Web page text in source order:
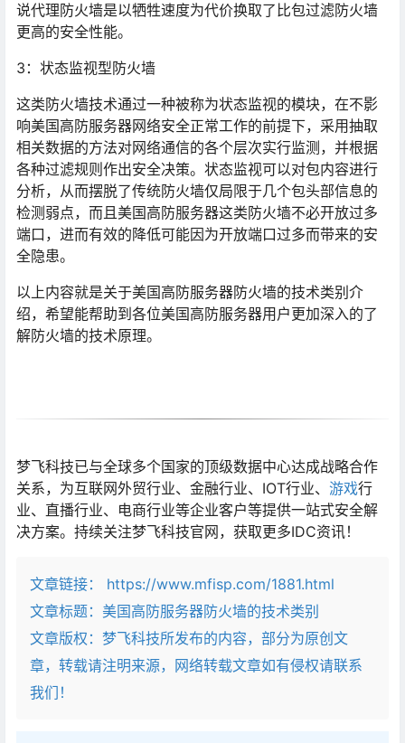
说代理防火墙是以牺牲速度为代价换取了比包过滤防火墙
更高的安全性能。
3：状态监视型防火墙
这类防火墙技术通过一种被称为状态监视的模块，在不影
响美国高防服务器网络安全正常工作的前提下，采用抽取
相关数据的方法对网络通信的各个层次实行监测，并根据
各种过滤规则作出安全决策。状态监视可以对包内容进行
分析，从而摆脱了传统防火墙仅局限于几个包头部信息的
检测弱点，而且美国高防服务器这类防火墙不必开放过多
端口，进而有效的降低可能因为开放端口过多而带来的安
全隐患。
以上内容就是关于美国高防服务器防火墙的技术类别介
绍，希望能帮助到各位美国高防服务器用户更加深入的了
解防火墙的技术原理。
梦飞科技已与全球多个国家的顶级数据中心达成战略合作
关系，为互联网外贸行业、金融行业、IOT行业、 游戏行
业、直播行业、电商行业等企业客户等提供一站式安全解
决方案。持续关注梦飞科技官网，获取更多IDC资讯！
文章链接：
https://www.mfisp.com/1881.html
文章标题： 美国高防服务器防火墙的技术类别
文章版权：梦飞科技所发布的内容，部分为原创文
章，转载请注明来源，网络转载文章如有侵权请联系
我们！